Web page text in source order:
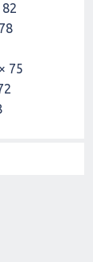
82
× 75